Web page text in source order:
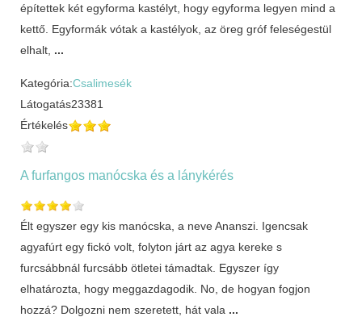
építettek két egyforma kastélyt, hogy egyforma legyen mind a
kettő. Egyformák vótak a kastélyok, az öreg gróf feleségestül
elhalt, ...
Kategória:Csalimesék
Látogatás23381
Értékelés
A furfangos manócska és a lánykérés
Élt egyszer egy kis manócska, a neve Ananszi. Igencsak
agyafúrt egy fickó volt, folyton járt az agya kereke s
furcsábbnál furcsább ötletei támadtak. Egyszer így
elhatározta, hogy meggazdagodik. No, de hogyan fogjon
hozzá? Dolgozni nem szeretett, hát vala ...